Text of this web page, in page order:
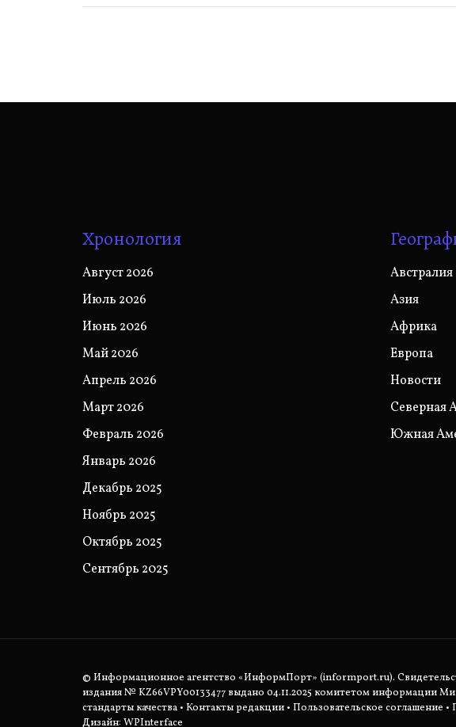
Хронология
Август 2026
Июль 2026
Июнь 2026
Май 2026
Апрель 2026
Март 2026
Февраль 2026
Январь 2026
Декабрь 2025
Ноябрь 2025
Октябрь 2025
Сентябрь 2025
Австралия
Азия
Африка
Европа
Новости
Северная
Южная
© Информационное агентство «ИнформПорт» (informport.ru).
издания № KZ66VPY00133477 выдано 04.11.2025 комитетом информации
стандарты качества •Контакты редакции •Пользовательское соглашение •
Дизайн: WPInterface